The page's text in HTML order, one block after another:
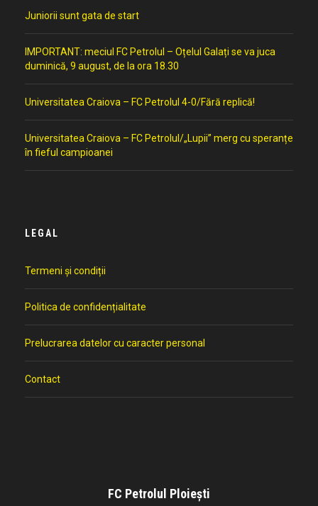
Juniorii sunt gata de start
IMPORTANT: meciul FC Petrolul – Oțelul Galați se va juca
duminică, 9 august, de la ora 18.30
Universitatea Craiova – FC Petrolul 4-0/Fără replică!
Universitatea Craiova – FC Petrolul/„Lupii” merg cu speranțe
în fieful campioanei
LEGAL
Termeni și condiții
Politica de confidențialitate
Prelucrarea datelor cu caracter personal
Contact
FC Petrolul Ploiești